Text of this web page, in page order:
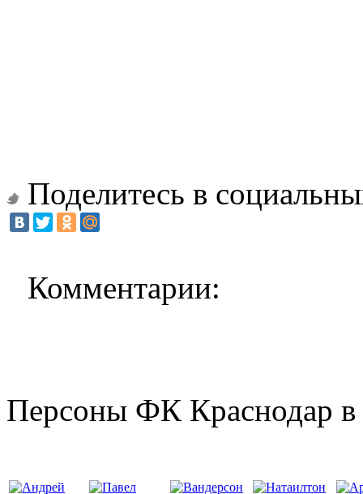
Поделитесь в
Комментарии:
Персоны ФК Краснодар в